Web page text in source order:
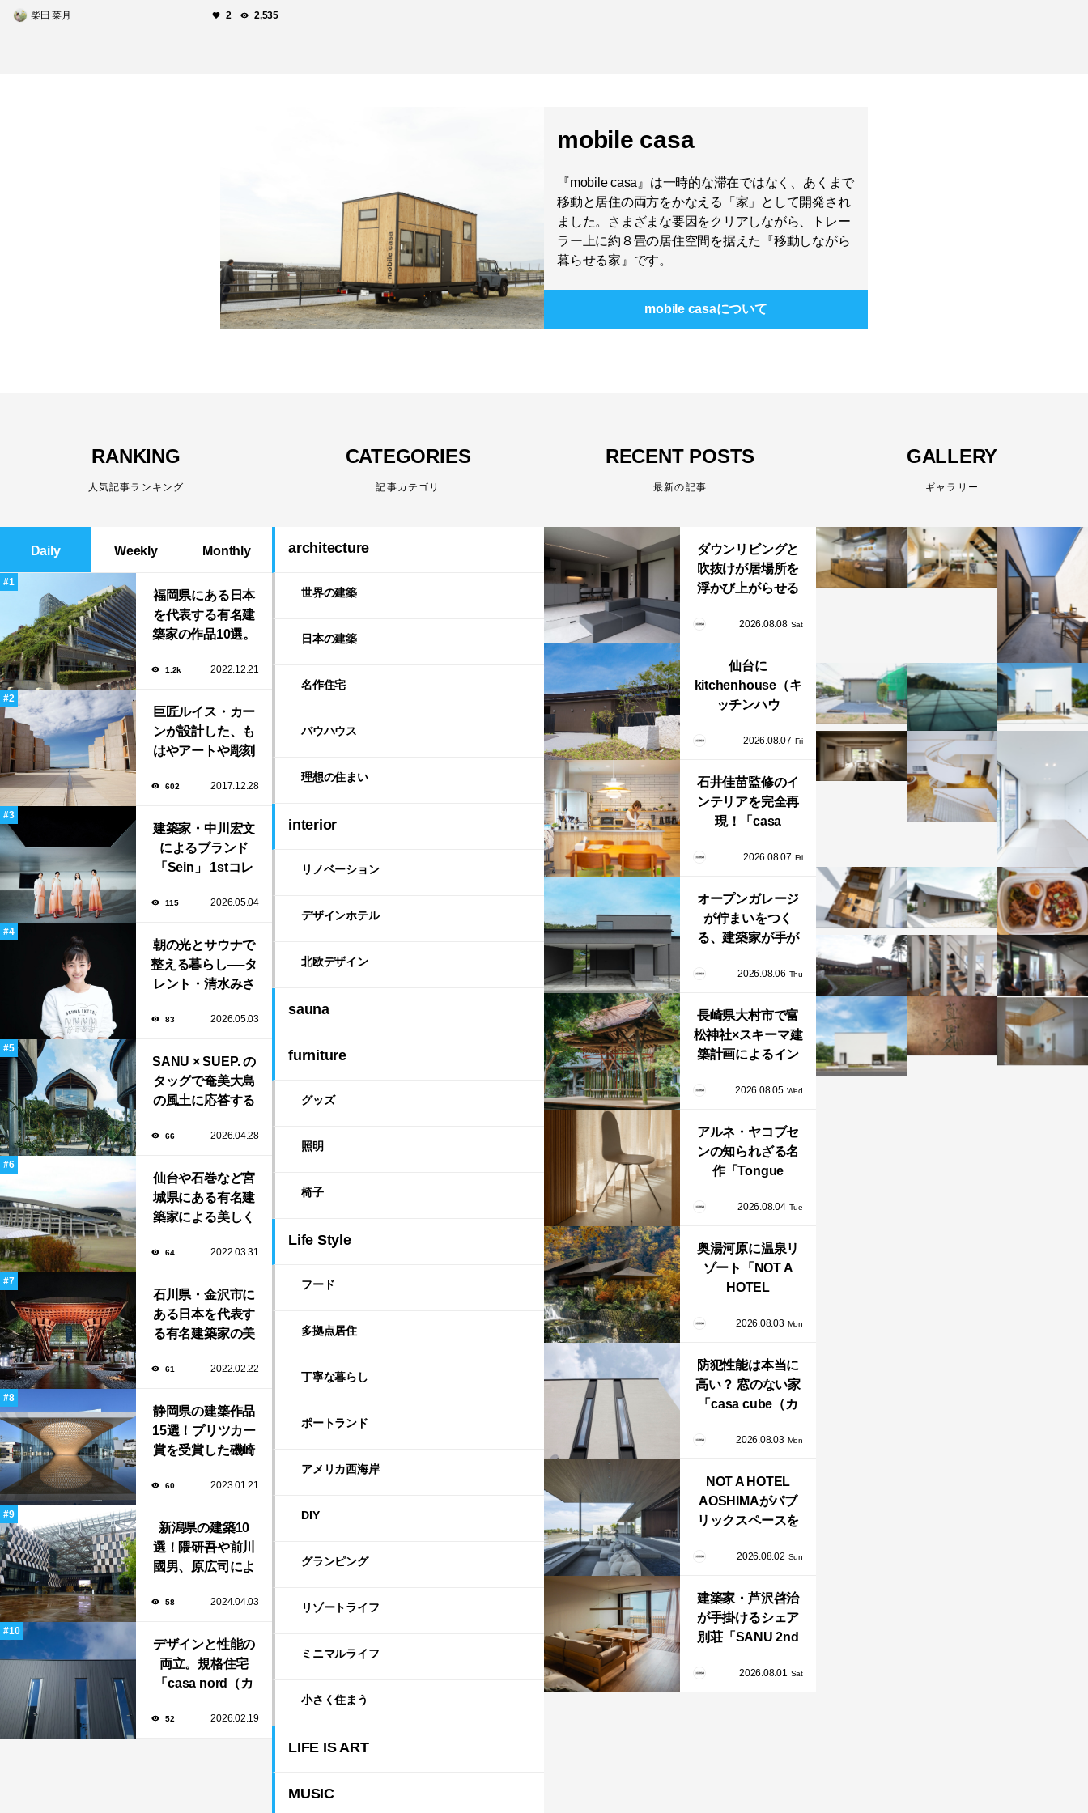
柴田 菜月 2 2,535
mobile casa
『mobile casa』は一時的な滞在ではなく、あくまで
移動と居住の両方をかなえる「家」として開発され
ました。さまざまな要因をクリアしながら、トレー
ラー上に約８畳の居住空間を据えた『移動しながら
暮らせる家』です。
mobile casaについて
RANKING
人気記事ランキング
Daily Weekly Monthly
福岡県にある日本
を代表する有名建
築家の作品10選。
タバから磯崎新に
1.2k 2022.12.21
巨匠ルイス・カー
ンが設計した、も
はやアートや彫刻
研究所」。
602 2017.12.28
建築家・中川宏文
によるブランド
「Sein」 1stコレ
表参道にて開催！
115 2026.05.04
朝の光とサウナで
整える暮らし──タ
レント・清水みさ
持ちいい暮らし”
83 2026.05.03
SANU × SUEP. の
タッグで奄美大島
の風土に応答する
成！
66 2026.04.28
仙台や石巻など宮
城県にある有名建
築家による美しく
品13選
64 2022.03.31
石川県・金沢市に
ある日本を代表す
る有名建築家の美
61 2022.02.22
静岡県の建築作品
15選！プリツカー
賞を受賞した磯崎
建築家が手掛けた
数！
60 2023.01.21
新潟県の建築10
選！隈研吾や前川
國男、原広司によ
染む至極の建築揃
58 2024.04.03
デザインと性能の
両立。規格住宅
「casa nord（カ
のスリット窓に隠
52 2026.02.19
CATEGORIES
architecture
世界の建築
日本の建築
名作住宅
バウハウス
理想の住まい
interior
リノベーション
デザインホテル
北欧デザイン
sauna
furniture
グッズ
照明
椅子
Life Style
フード
多拠点居住
丁寧な暮らし
ポートランド
アメリカ西海岸
DIY
グランピング
リゾートライフ
ミニマルライフ
小さく住まう
LIFE IS ART
MUSIC
RECENT POSTS
最新の記事
ダウンリビングと
吹抜けが居場所を
浮かび上がらせる
上がる住まい」の
2026.08.08 Sat
仙台に
kitchenhouse（キ
ッチンハウ
（グラフテクト）
型ショールームが
オープン！
2026.08.07 Fri
石井佳苗監修のイ
ンテリアを完全再
現！「casa
リンネル）」で叶
ルな部屋づくり。
2026.08.07 Fri
オープンガレージ
が佇まいをつく
る、建築家が手が
まい「ふわりと浮
い」
2026.08.06 Thu
長崎県大村市で富
松神社×スキーマ建
築計画によるイン
「循環する竹風
2026.08.05 Wed
アルネ・ヤコブセ
ンの知られざる名
作「Tongue
FRITZ HANSENか
本で発売開始！
2026.08.04 Tue
奥湯河原に温泉リ
ゾート「NOT A
HOTEL
誕生！販売を日
始！
2026.08.03 Mon
防犯性能は本当に
高い？ 窓のない家
「casa cube（カ
ブ）」が叶えるプ
感の正体
2026.08.03 Mon
NOT A HOTEL
AOSHIMAがパブ
リックスペースを
「CHILL2.0」
業！
2026.08.02 Sun
建築家・芦沢啓治
が手掛けるシェア
別荘「SANU 2nd
Owners」、新拠点
2026.08.01 Sat
GALLERY
ギャラリー